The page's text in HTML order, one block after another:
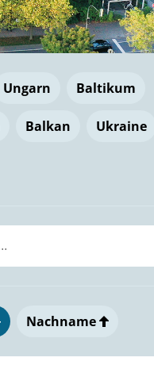
Ungarn Baltikum
Balkan Ukraine
Nachname